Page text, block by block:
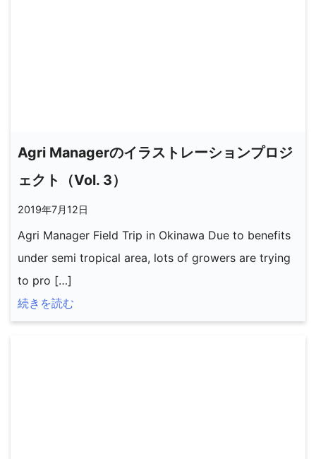
Agri Managerのイラストレーションプロジ
ェクト（Vol. 3）
2019年7月12日
Agri Manager Field Trip in Okinawa Due to benefits
under semi tropical area, lots of growers are trying
to pro […]
続きを読む